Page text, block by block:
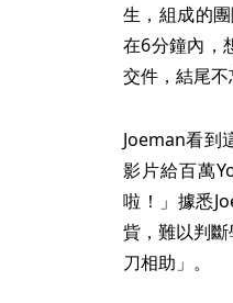
生，組成的
在6分鐘內，
交件，結尾不
Joeman看到
影片給百萬
啦！」據悉
貲，難以判
刀相助」。